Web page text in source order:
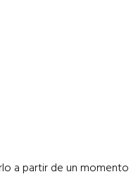
a partir de un